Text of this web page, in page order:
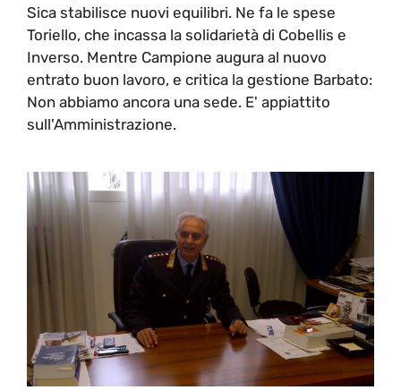
Sica stabilisce nuovi equilibri. Ne fa le spese
Toriello, che incassa la solidarietà di Cobellis e
Inverso. Mentre Campione augura al nuovo
entrato buon lavoro, e critica la gestione Barbato:
Non abbiamo ancora una sede. E' appiattito
sull'Amministrazione.